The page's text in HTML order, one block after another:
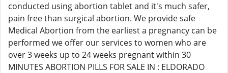
conducted using abortion tablet and it's much safer,
pain free than surgical abortion. We provide safe
Medical Abortion from the earliest a pregnancy can be
performed we offer our services to women who are
over 3 weeks up to 24 weeks pregnant within 30
MINUTES ABORTION PILLS FOR SALE IN : ELDORADO